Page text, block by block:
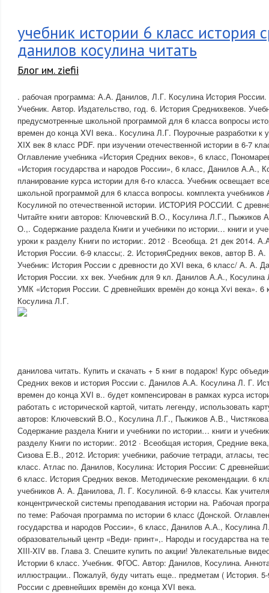
учебник истории 6 класс история
данилов косулина читать
Блог им. ziefii
. рабочая программа: А.А. Данилов, Л.Г. Косулина История
Учебник. Автор. Издательство, год. 6. История Среднихвеков.
предусмотренные школьной программой для 6 класса вопросы
времен до конца XVI века.. Косулина Л.Г. Поурочные разработки к
XIX век 8 класс PDF. при изучении отечественной истории в 6-7
Оглавление учебника «История Средних веков», 6 класс,
«История государства и народов России», 6 класс, Данилов А.А.,
планирование курса истории для 6-го класса. Учебник освещает
школьной программой для 6 класса вопросы. комплекта
Косулиной по отечественной истории. ИСТОРИЯ РОССИИ. С
Читайте книги авторов: Ключевский В.О., Косулина Л.Г., Пыжиков
О.,. Содержание раздела Книги и учебники по истории… книги и
уроки к разделу Книги по истории:. 2012 · Всеобща. 21 дек 2014.
История России. 6-9 классы;. 2. ИсторияСредних веков, автор В.
Учебник: История России с древности до XVI века, 6 класс/ А. А.
История России. xx век. Учебник для 9 кл. Данилов А.А.,
УМК «История России. С древнейших времён до конца Хvi века».
Косулина Л.Г.
данилова читать. Купить и скачать + 5 книг в подарок! Курс
Средних веков и история России с. Данилов А.А. Косулина Л. Г.
времен до конца XVI в.. будет компенсирован в рамках курса
работать с исторической картой, читать легенду, использовать
авторов: Ключевский В.О., Косулина Л.Г., Пыжиков А.В.,
Содержание раздела Книги и учебники по истории… книги и
разделу Книги по истории:. 2012 · Всеобщая история, Средние
Сизова Е.В., 2012. История: учебники, рабочие тетради, атласы,
класс. Атлас по. Данилов, Косулина: История России: С
6 класс. История Средних веков. Методические рекомендации. 6
учебников А. А. Данилова, Л. Г. Косулиной. 6-9 классы. Как
концентрической системы преподавания истории на. Рабочая
по теме: Рабочая программа по истории 6 класс (Донской.
государства и народов России», 6 класс, Данилов А.А., Косулина
образовательный центр «Веди- принт»,. Народы и государства на
XIII-XIV вв. Глава 3. Спешите купить по акции! Увлекательные
Истории 6 класс. Учебник. ФГОС. Автор: Данилов, Косулина.
иллюстрации.. Пожалуй, буду читать еще.. предметам ( История.
России с древнейших времён до конца XVI века.